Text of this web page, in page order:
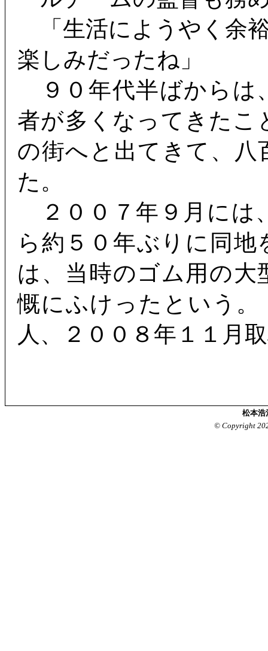
「生活にようやく余
楽しみだったね」
９０年代半ばからは
者が多くなってきたこ
の街へと出てきて、八
た。
２００７年９月には
ら約５０年ぶりに同
は、当時のゴム用の
慨にふけったという。
人、２００８年１１月
松本
© Copyright